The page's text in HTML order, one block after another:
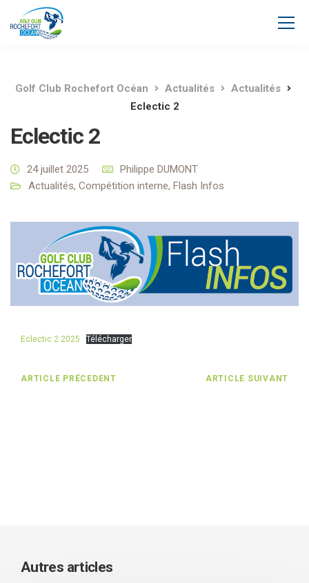
Golf Club Rochefort Océan Actualités
Actualités
Eclectic 2
Eclectic 2
24 juillet 2025
Philippe DUMONT
Actualités, Compétition interne, Flash Infos
Eclectic 2 2025 Télécharger
ARTICLE PRÉCEDENT ARTICLE SUIVANT
Autres articles